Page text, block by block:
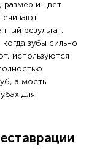
и цвет.
результат.
зубы сильно
используются
а мосты
для